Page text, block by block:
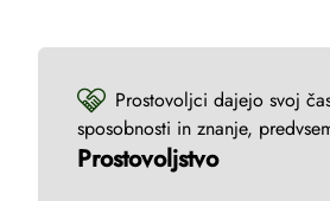
Prostovoljci dajejo svoj
sposobnosti in znanje,
Prostovoljstvo